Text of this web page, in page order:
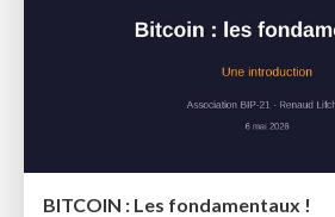
BITCOIN : Les fondamentaux !